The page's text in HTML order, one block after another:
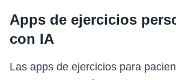
Apps de ejercicios
con IA
Las apps de ejercicios para